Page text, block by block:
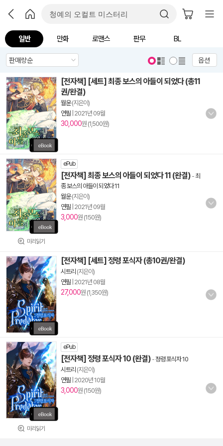
일반 만화 로맨스 판무 BL
옵션
[전자책] [세트] 최종 보스의 아들이 되었다 (총11
권/완결)
월운(지은이)
연필 2021년 09월
30,000원 (1,500원)
미리읽기
ePub
[전자책] 최종 보스의 아들이 되었다 11 (완결) -최
종 보스의 아들이 되었다 11
월운(지은이)
연필 2021년 09월
3,000원 (150원)
[전자책] [세트] 정령 포식자 (총10권/완결)
시트리 (지은이)
연필 2021년 08월
27,000원 (1,350원)
미리읽기
ePub
[전자책] 정령 포식자 10 (완결) -정령 포식자 10
시트리 (지은이)
연필 2020년 10월
3,000원 (150원)